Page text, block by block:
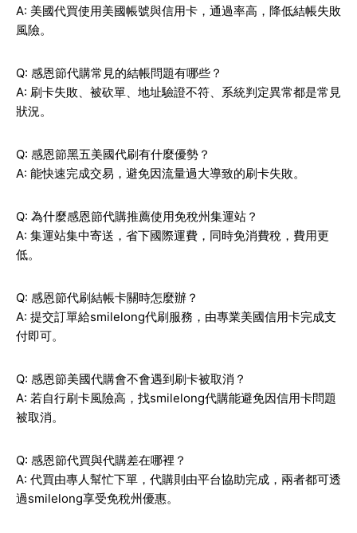
A: 美國代買使用美國帳號與信用卡，通過率高，降低結帳失敗
風險。
Q: 感恩節代購常見的結帳問題有哪些？
A: 刷卡失敗、被砍單、地址驗證不符、系統判定異常都是常見
狀況。
Q: 感恩節黑五美國代刷有什麼優勢？
A: 能快速完成交易，避免因流量過大導致的刷卡失敗。
Q: 為什麼感恩節代購推薦使用免稅州集運站？
A: 集運站集中寄送，省下國際運費，同時免消費稅，費用更
低。
Q: 感恩節代刷結帳卡關時怎麼辦？
A: 提交訂單給smilelong代刷服務，由專業美國信用卡完成支
付即可。
Q: 感恩節美國代購會不會遇到刷卡被取消？
A: 若自行刷卡風險高，找smilelong代購能避免因信用卡問題
被取消。
Q: 感恩節代買與代購差在哪裡？
A: 代買由專人幫忙下單，代購則由平台協助完成，兩者都可透
過smilelong享受免稅州優惠。